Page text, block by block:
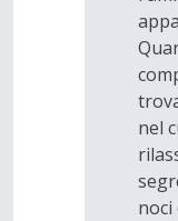
nel
noci